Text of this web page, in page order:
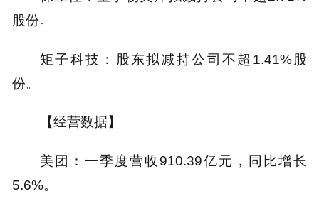
股份。
矩子科技：股东拟减持公司不超1.41%股
份。
【经营数据】
美团：一季度营收910.39亿元，同比增长
5.6%。